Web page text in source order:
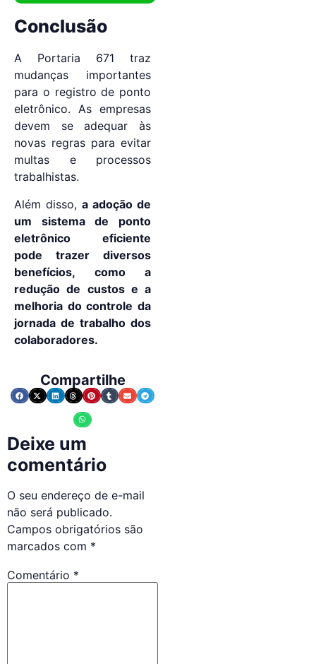
Conclusão
A Portaria 671 traz
mudanças importantes
para o registro de ponto
eletrônico. As empresas
devem se adequar às
novas regras para evitar
multas e processos
trabalhistas.
Além disso, a adoção de
um sistema de ponto
eletrônico eficiente
pode trazer diversos
benefícios, como a
redução de custos e a
melhoria do controle da
jornada de trabalho dos
colaboradores.
Compartilhe
Deixe um
comentário
O seu endereço de e-mail
não será publicado.
Campos obrigatórios são
marcados com *
Comentário *